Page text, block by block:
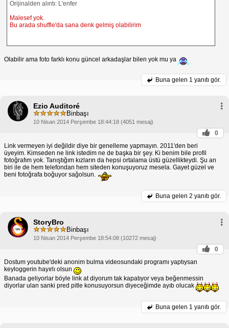
Orijinalden alıntı: L'enfer
Malesef yok.
Bu arada shuffle'da sana denk gelmiş olabilirim
Olabilir ama foto farklı konu güncel arkadaşlar bilen yok mu ya
Buna gelen 1 yanıtı gör.
Ezio Auditoré
Binbaşı
10 Nisan 2014 Perşembe 18:44:18 (4051 mesaj)
0
Link vermeyen iyi değildir diye bir genelleme yapmayın. 2011'den beri
üyeyim. Kimseden ne link istedim ne de başka bir şey. Ki benim bile profil
fotoğrafım yok. Tanıştığım kızların da hepsi ortalama üstü güzellikteydi. Şu an
biri ile de hem telefondan hem siteden konuşuyoruz mesela. Gayet güzel ve
beni fotoğrafa boğuyor sağolsun.
Buna gelen 2 yanıtı gör.
StoryBro
Binbaşı
10 Nisan 2014 Perşembe 18:54:08 (10272 mesaj)
0
Dostum youtube'deki anonim bulma videosundaki programı yaptıysan
keyloggerin hayırlı olsun
Banada geliyorlar böyle link at diyorum tak kapatıyor veya beğenmessin
diyorlar ulan sanki pred pitle konusuyorsun diyeceğimde ayıb olucak
Buna gelen 1 yanıtı gör.